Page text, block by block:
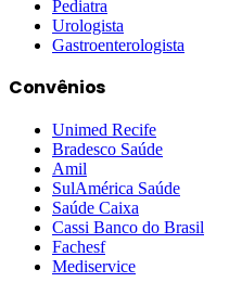
Pediatra
Urologista
Gastroenterologista
Convênios
Unimed Recife
Bradesco Saúde
Amil
SulAmérica Saúde
Saúde Caixa
Cassi Banco do Brasil
Fachesf
Mediservice